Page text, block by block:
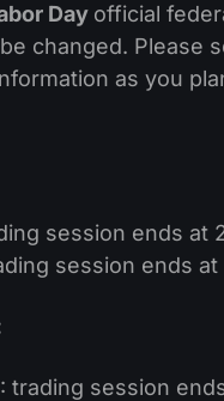
Day official
changed. Please
as you
session ends at
session ends
trading session